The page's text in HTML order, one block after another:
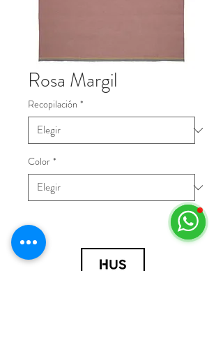
Rosa Margil
Recopilación *
Color *